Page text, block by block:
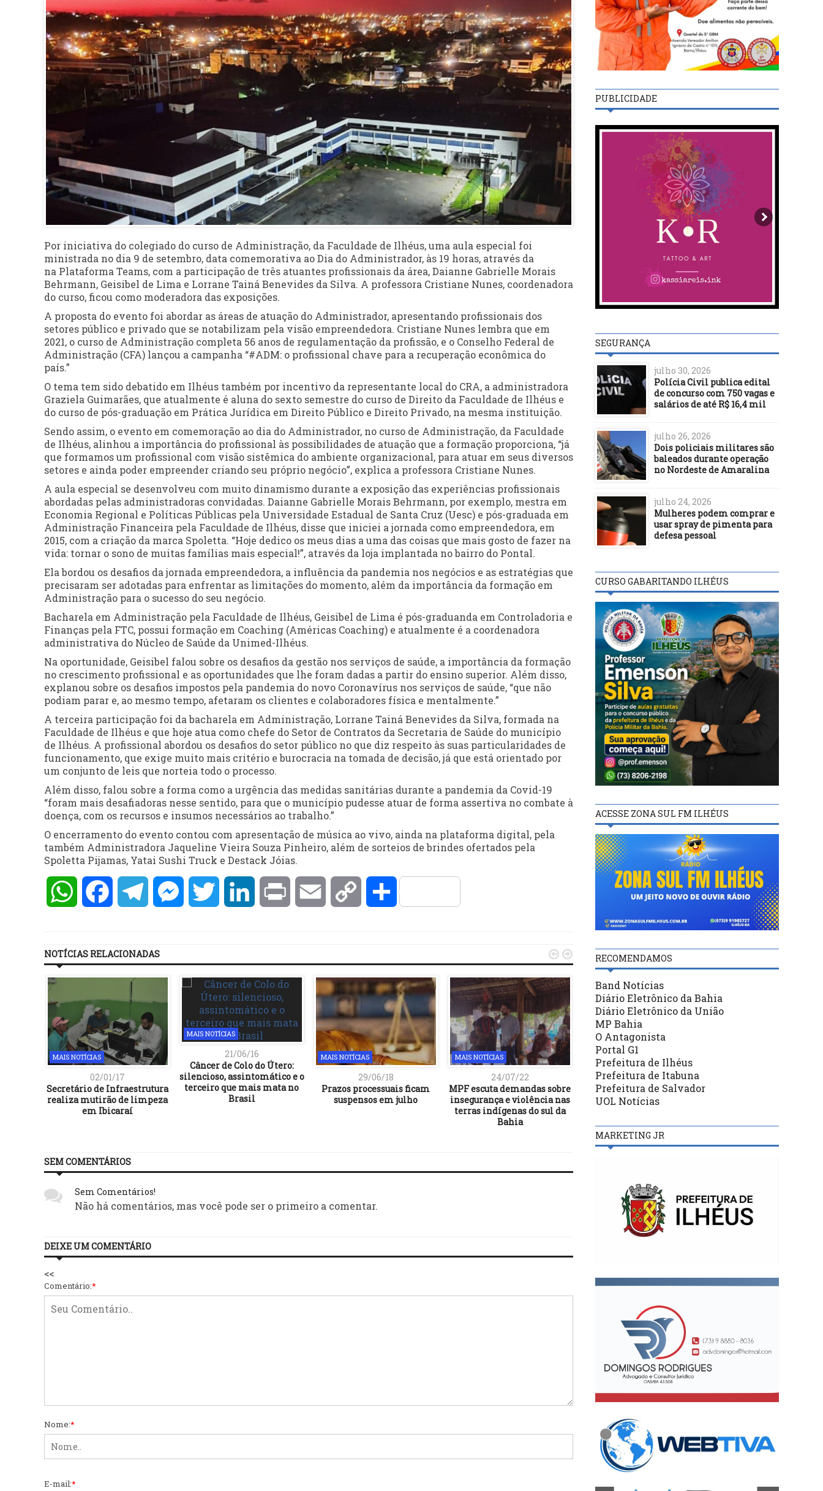
Por iniciativa do colegiado do curso de Administração, da Faculdade de Ilhéus, uma aula especial foi
ministrada no dia 9 de setembro, data comemorativa ao Dia do Administrador, às 19 horas, através da
na Plataforma Teams, com a participação de três atuantes profissionais da área, Daianne Gabrielle Morais
Behrmann, Geisibel de Lima e Lorrane Tainá Benevides da Silva. A professora Cristiane Nunes, coordenadora
do curso, ficou como moderadora das exposições.
A proposta do evento foi abordar as áreas de atuação do Administrador, apresentando profissionais dos
setores público e privado que se notabilizam pela visão empreendedora. Cristiane Nunes lembra que em
2021, o curso de Administração completa 56 anos de regulamentação da profissão, e o Conselho Federal de
Administração (CFA) lançou a campanha “#ADM: o profissional chave para a recuperação econômica do
país.”
O tema tem sido debatido em Ilhéus também por incentivo da representante local do CRA, a administradora
Graziela Guimarães, que atualmente é aluna do sexto semestre do curso de Direito da Faculdade de Ilhéus e
do curso de pós-graduação em Prática Jurídica em Direito Público e Direito Privado, na mesma instituição.
Sendo assim, o evento em comemoração ao dia do Administrador, no curso de Administração, da Faculdade
de Ilhéus, alinhou a importância do profissional às possibilidades de atuação que a formação proporciona, “já
que formamos um profissional com visão sistêmica do ambiente organizacional, para atuar em seus diversos
setores e ainda poder empreender criando seu próprio negócio”, explica a professora Cristiane Nunes.
A aula especial se desenvolveu com muito dinamismo durante a exposição das experiências profissionais
abordadas pelas administradoras convidadas. Daianne Gabrielle Morais Behrmann, por exemplo, mestra em
Economia Regional e Políticas Públicas pela Universidade Estadual de Santa Cruz (Uesc) e pós-graduada em
Administração Financeira pela Faculdade de Ilhéus, disse que iniciei a jornada como empreendedora, em
2015, com a criação da marca Spoletta. “Hoje dedico os meus dias a uma das coisas que mais gosto de fazer na
vida: tornar o sono de muitas famílias mais especial!”, através da loja implantada no bairro do Pontal.
Ela bordou os desafios da jornada empreendedora, a influência da pandemia nos negócios e as estratégias que
precisaram ser adotadas para enfrentar as limitações do momento, além da importância da formação em
Administração para o sucesso do seu negócio.
Bacharela em Administração pela Faculdade de Ilhéus, Geisibel de Lima é pós-graduanda em Controladoria e
Finanças pela FTC, possui formação em Coaching (Américas Coaching) e atualmente é a coordenadora
administrativa do Núcleo de Saúde da Unimed-Ilhéus.
Na oportunidade, Geisibel falou sobre os desafios da gestão nos serviços de saúde, a importância da formação
no crescimento profissional e as oportunidades que lhe foram dadas a partir do ensino superior. Além disso,
explanou sobre os desafios impostos pela pandemia do novo Coronavírus nos serviços de saúde, “que não
podiam parar e, ao mesmo tempo, afetaram os clientes e colaboradores física e mentalmente.”
A terceira participação foi da bacharela em Administração, Lorrane Tainá Benevides da Silva, formada na
Faculdade de Ilhéus e que hoje atua como chefe do Setor de Contratos da Secretaria de Saúde do município
de Ilhéus. ​A profissional abordou os desafios do setor público no que diz respeito às suas particularidades de
funcionamento, que exige muito mais critério e burocracia na tomada de decisão, já que está orientado por
um conjunto de leis que norteia todo o processo.
Além disso, falou sobre a forma como a urgência das medidas sanitárias durante a pandemia da Covid-19
“foram mais desafiadoras nesse sentido, para que o município pudesse atuar de forma assertiva no combate à
doença, com os recursos e insumos necessários ao trabalho.”
O encerramento do evento contou com apresentação de música ao vivo, ainda na plataforma digital, pela
também Administradora Jaqueline Vieira Souza Pinheiro, além de sorteios de brindes ofertados pela
Spoletta Pijamas, Yatai Sushi Truck e Destack Jóias.
WhatsAppFacebookTelegramMessengerTwitter LinkedInPrint Email Copy Compartilhar
NOTÍCIAS RELACIONADAS
MAIS NOTÍCIAS
02/01/17
Secretário de Infraestrutura
realiza mutirão de limpeza
em Ibicaraí
MAIS NOTÍCIAS
21/06/16
Câncer de Colo do Útero:
silencioso, assintomático e o
terceiro que mais mata no
Brasil
MAIS NOTÍCIAS
29/06/18
Prazos processuais ficam
suspensos em julho
MAIS NOTÍCIAS
24/07/22
MPF escuta demandas sobre
insegurança e violência nas
terras indígenas do sul da
Bahia
MAIS NOTÍCIAS
01/02/17
Ilhéus utiliza moderna
máquina de varrição na
MAIS NOTÍCIAS
 
SEM COMENTÁRIOS
Sem Comentários!
Não há comentários, mas você pode ser o primeiro a comentar.
DEIXE UM COMENTÁRIO
<<
Comentário:*
Nome:*
E-mail:*
PUBLICIDADE
SEGURANÇA
julho 30, 2026
Polícia Civil publica edital
de concurso com 750 vagas e
salários de até R$ 16,4 mil
julho 26, 2026
Dois policiais militares são
baleados durante operação
no Nordeste de Amaralina
julho 24, 2026
Mulheres podem comprar e
usar spray de pimenta para
defesa pessoal
CURSO GABARITANDO ILHÉUS
ACESSE ZONA SUL FM ILHÉUS
RECOMENDAMOS
Band Notícias
Diário Eletrônico da Bahia
Diário Eletrônico da União
MP Bahia
O Antagonista
Portal G1
Prefeitura de Ilhéus
Prefeitura de Itabuna
Prefeitura de Salvador
UOL Notícias
MARKETING JR